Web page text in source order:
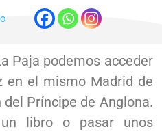
Paja podemos acceder
en el mismo Madrid de
Príncipe de Anglona.
libro o pasar unos